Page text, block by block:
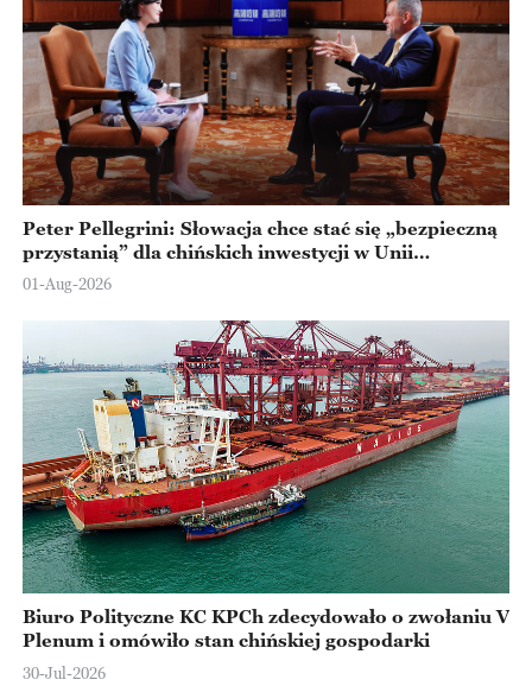
Peter Pellegrini: Słowacja chce stać się „bezpieczną
przystanią” dla chińskich inwestycji w Unii
Europejskiej
01-Aug-2026
Biuro Polityczne KC KPCh zdecydowało o zwołaniu V
Plenum i omówiło stan chińskiej gospodarki
30-Jul-2026